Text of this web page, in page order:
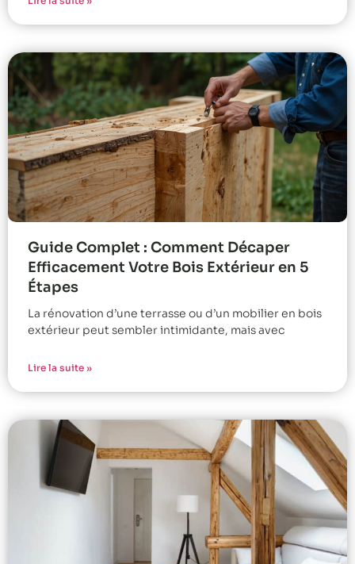
Guide Complet : Comment Décaper
Efficacement Votre Bois Extérieur en 5
Étapes
La rénovation d’une terrasse ou d’un mobilier en bois
extérieur peut sembler intimidante, mais avec
Lire la suite »